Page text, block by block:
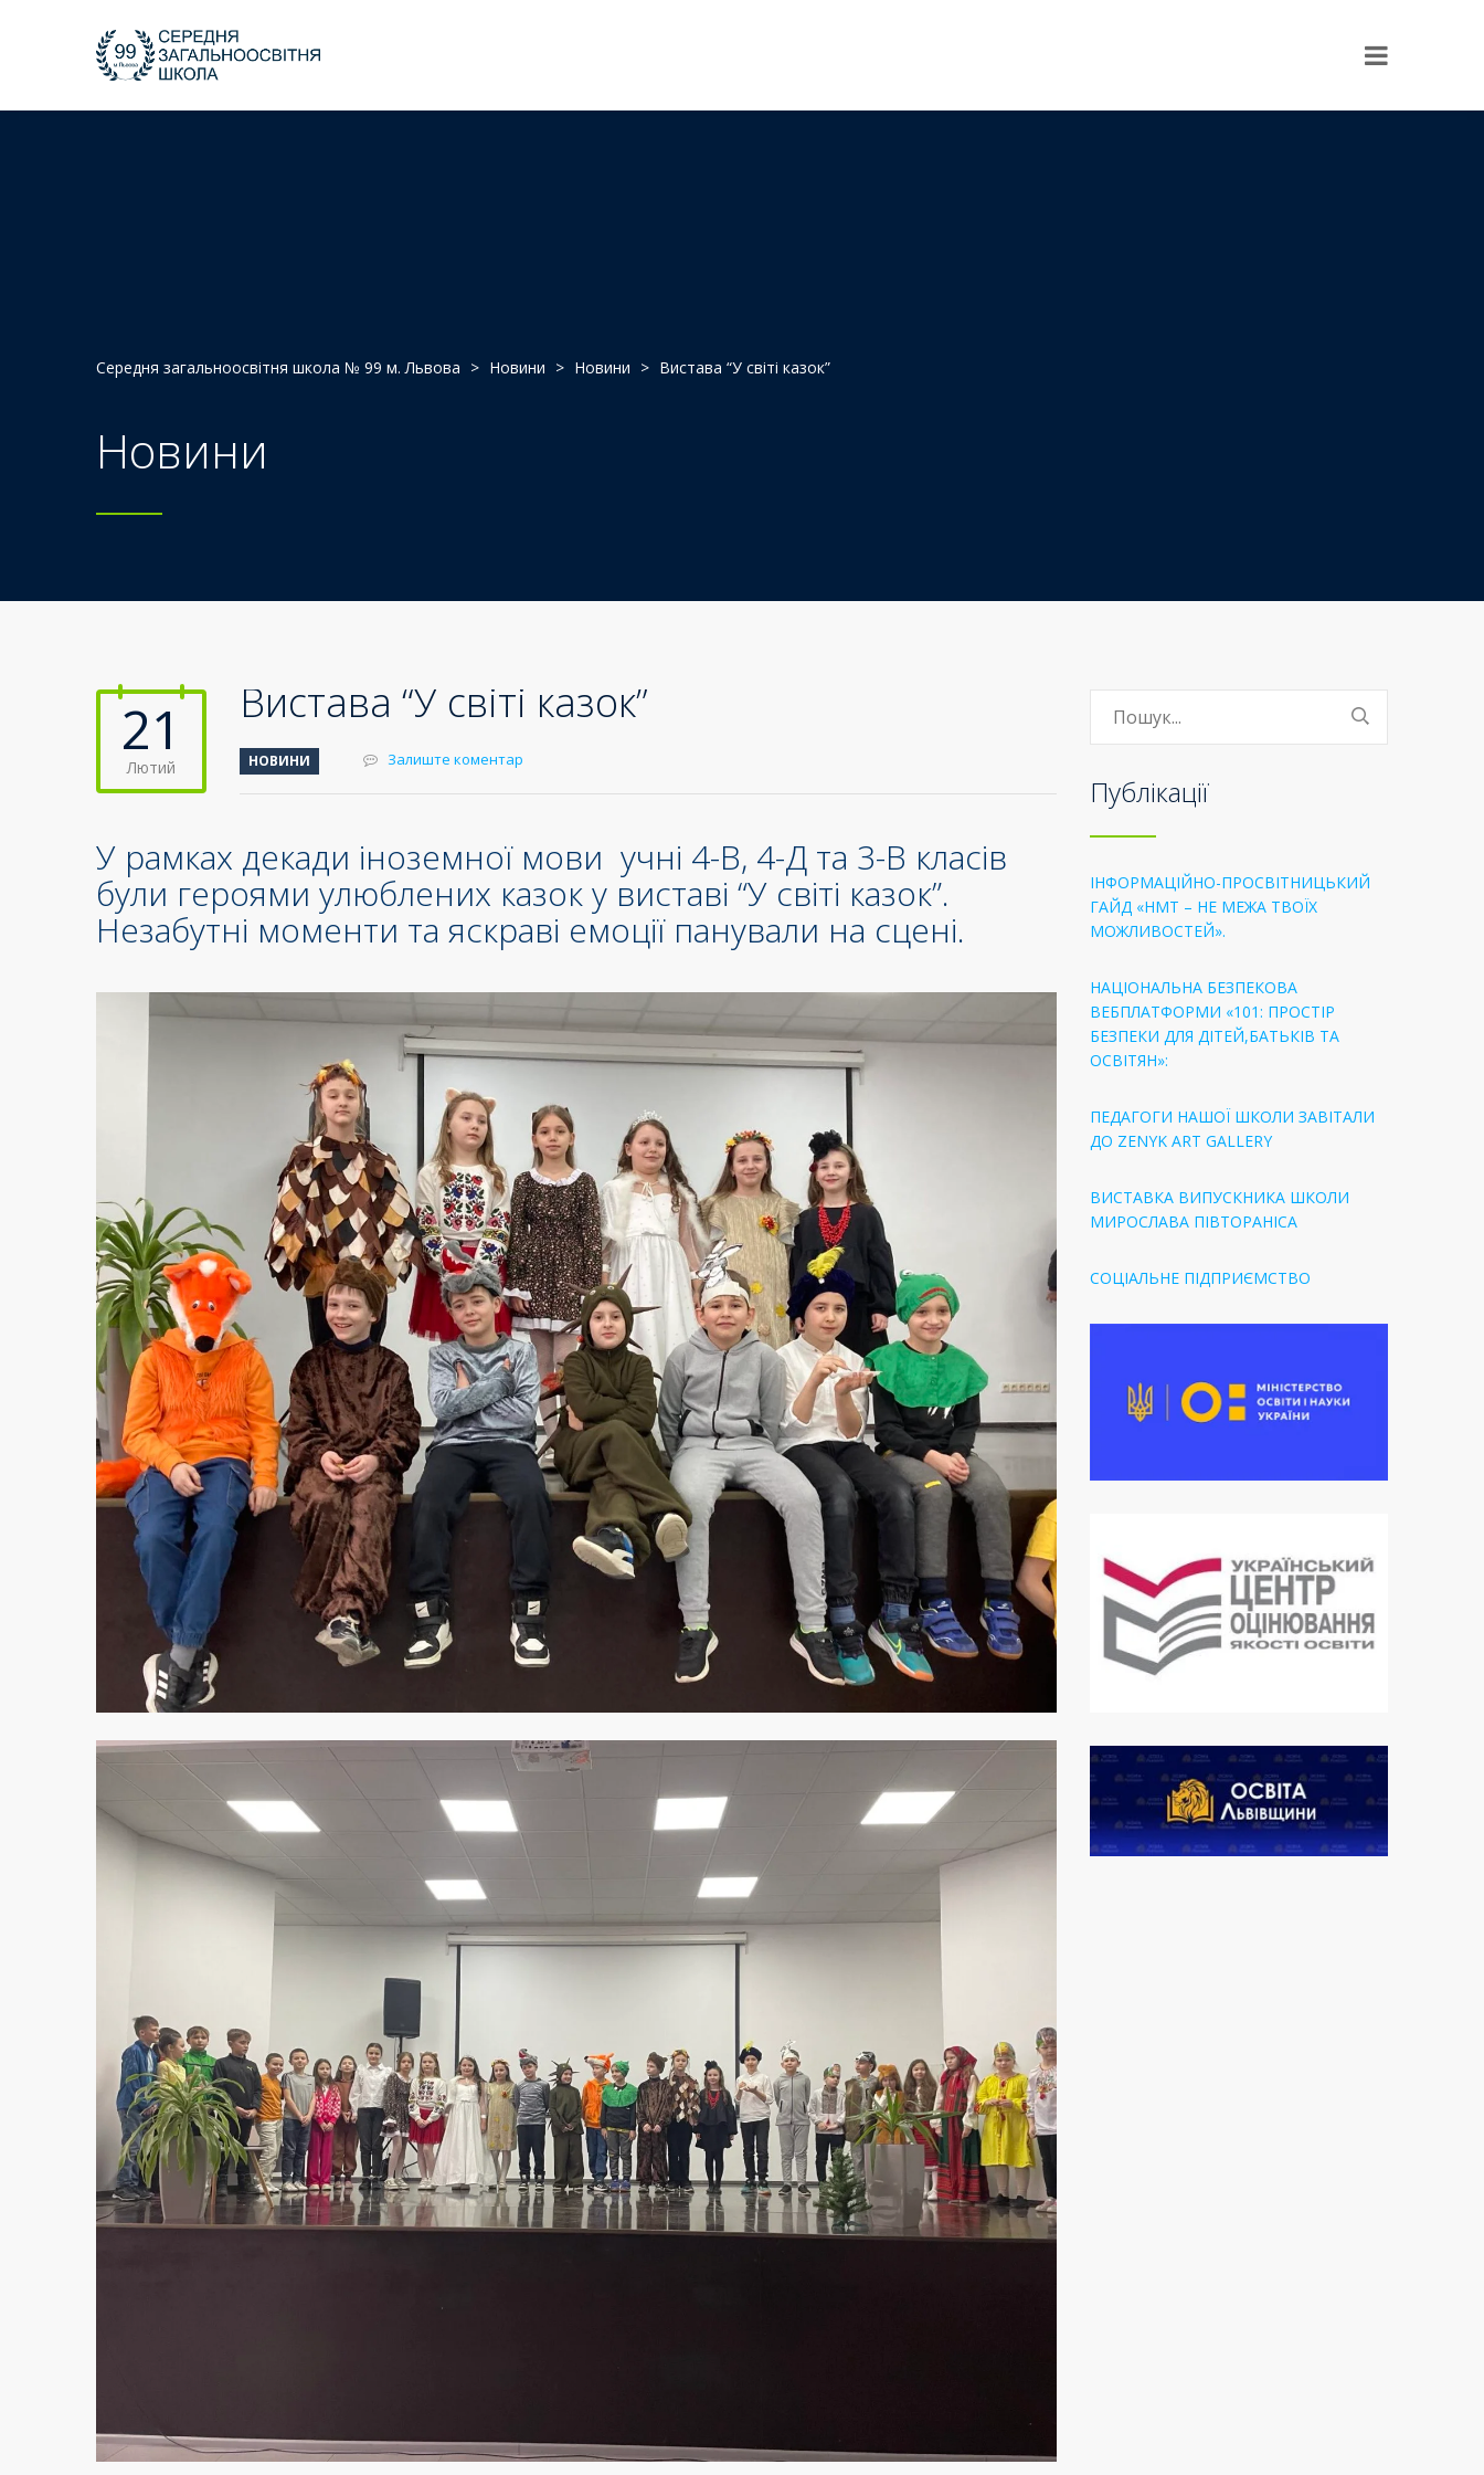
Середня загальноосвітня школа № 99 м. Львова > Новини > Новини > Вистава “У світі казок”
Новини
21
Лютий
Вистава “У світі казок”
НОВИНИ Залиште коментар
У рамках декади іноземної мови учні 4-В, 4-Д та 3-В класів
були героями улюблених казок у виставі “У світі казок”.
Незабутні моменти та яскраві емоції панували на сцені.
Публікації
ІНФОРМАЦІЙНО-ПРОСВІТНИЦЬКИЙ
ГАЙД «НМТ – НЕ МЕЖА ТВОЇХ
МОЖЛИВОСТЕЙ».
НАЦІОНАЛЬНА БЕЗПЕКОВА
ВЕБПЛАТФОРМИ «101: ПРОСТІР
БЕЗПЕКИ ДЛЯ ДІТЕЙ,БАТЬКІВ ТА
ОСВІТЯН»:
ПЕДАГОГИ НАШОЇ ШКОЛИ ЗАВІТАЛИ
ДО ZENYK ART GALLERY
ВИСТАВКА ВИПУСКНИКА ШКОЛИ
МИРОСЛАВА ПІВТОРАНІСА
СОЦІАЛЬНЕ ПІДПРИЄМСТВО